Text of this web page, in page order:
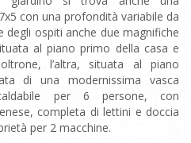
con una profondità variabile da
degli ospiti anche due magnifiche
al piano primo della casa e
l’altra, situata al piano
di una modernissima vasca
per 6 persone, con
completa di lettini e doccia
per 2 macchine.